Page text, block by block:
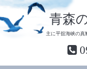
青森
主に平舘海峡の真